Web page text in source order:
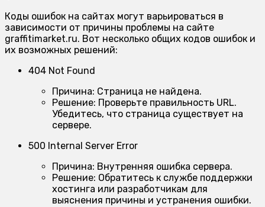
Коды ошибок на сайтах могут варьироваться в
зависимости от причины проблемы на сайте
graffitimarket.ru. Вот несколько общих кодов ошибок и
их возможных решений:
404 Not Found
Причина: Страница не найдена.
Решение: Проверьте правильность URL.
Убедитесь, что страница существует на
сервере.
500 Internal Server Error
Причина: Внутренняя ошибка сервера.
Решение: Обратитесь к службе поддержки
хостинга или разработчикам для
выяснения причины и устранения ошибки.